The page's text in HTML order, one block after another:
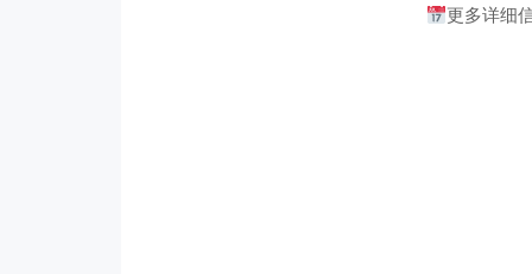
更多详细